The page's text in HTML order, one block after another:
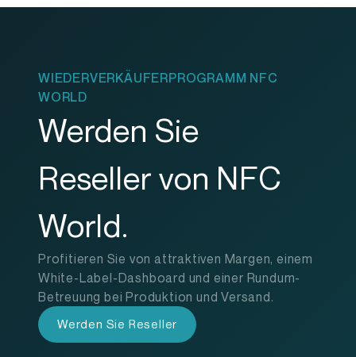
WIEDERVERKÄUFERPROGRAMM NFC
WORLD
Werden Sie
Reseller von NFC
World.
Profitieren Sie von attraktiven Margen, einem
White-Label-Dashboard und einer Rundum-
Betreuung bei Produktion und Versand.
Werden Sie Reseller